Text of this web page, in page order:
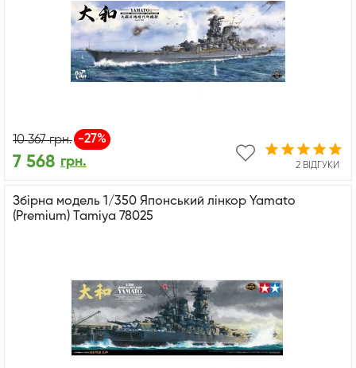
2 ВІДГУКИ
10 367грн. -27%
7 568 грн.
Збірна модель 1/350 Японський лінкор Yamato
(Premium) Tamiya 78025